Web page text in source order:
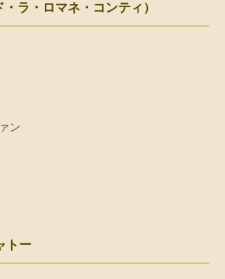
ラ・ロマネ・コンティ）
ン
トー